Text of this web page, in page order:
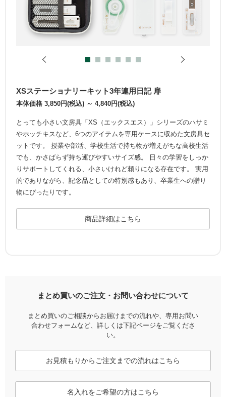
XSステーショナリーキット3年連用日記 扉
本体価格 3,850円(税込) ～ 4,840円(税込)
とっても小さい文房具「XS（エックスエス）」シリーズのハサミ
やホッチキスなど、6つのアイテムを専用ケースに収めた文房具セ
ットです。 授業や部活、学校生活で持ち物が増えがちな高校生活
でも、かさばらず持ち運びやすいサイズ感。 日々の学習をしっか
りサポートしてくれる、小さいけれど頼りになる存在です。 実用
的でありながら、記念品としての特別感もあり、卒業生への贈り
物にぴったりです。
商品詳細はこちら
まとめ買いのご注文・お問い合わせについて
まとめ買いのご相談からお届けまでの流れや、専用お問い
合わせフォームなど、 詳しくは下記ページをご覧くださ
い。
お見積もりからご注文までの流れはこちら
名入れをご希望の方はこちら